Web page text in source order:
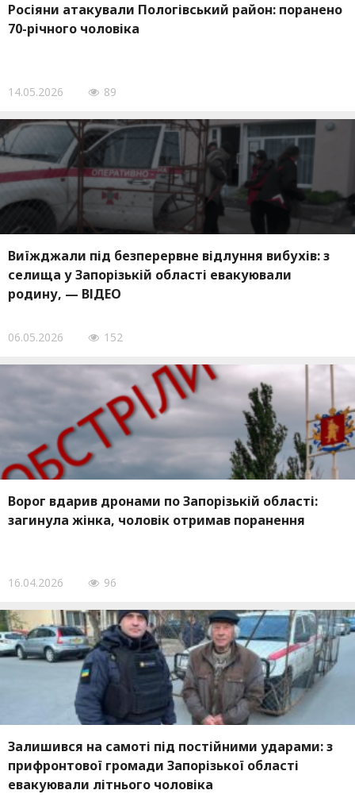
Росіяни атакували Пологівський район: поранено
70-річного чоловіка
14.05.2026 89
Виїжджали під безперервне відлуння вибухів: з
селища у Запорізькій області евакуювали
родину, — ВІДЕО
06.05.2026 152
Ворог вдарив дронами по Запорізькій області:
загинула жінка, чоловік отримав поранення
16.04.2026 96
Залишився на самоті під постійними ударами: з
прифронтової громади Запорізької області
евакуювали літнього чоловіка